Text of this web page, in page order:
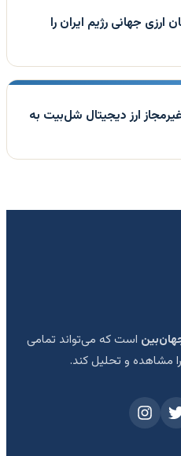
ارزی جهانی رژیم ایران را
ارز دیجیتال شل‌بیت به
است که می‌تواند تمامی
مشاهده و تحلیل کند.